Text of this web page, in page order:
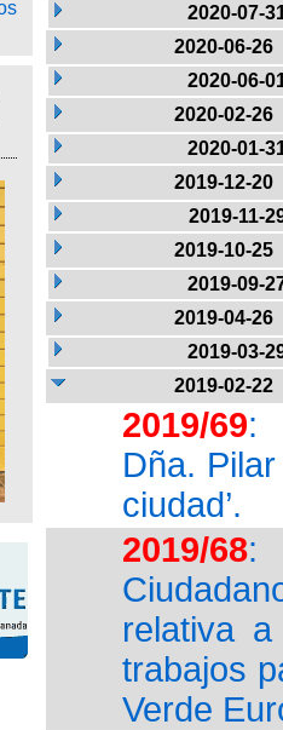
2020-07-
2020-06-26
2020-06-
2020-02-26
2020-01-
2019-12-20
2019-11-
2019-10-25
2019-09-
2019-04-26
2019-03-
2019-02-22
2019/69:
Dña.
ciudad’.
2019/68:
relativa
trabajos
Verde